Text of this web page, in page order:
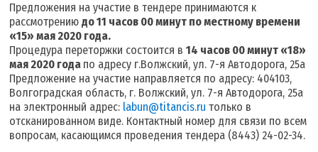
Предложения на участие в тендере принимаются к
рассмотрениюдо 11 часов 00 минут по местному времени
«15» мая 2020 года.
Процедура переторжки состоится в14 часов 00 минут «18»
мая 2020 года по адресу г.Волжский, ул. 7-я Автодорога, 25а
Предложение на участие направляется по адресу: 404103,
Волгоградская область, г. Волжский, ул. 7-я Автодорога, 25а
на электронный адрес: labun@titancis.ru только в
отсканированном виде. Контактный номер для связи по всем
вопросам, касающимся проведения тендера (8443) 24-02-34.